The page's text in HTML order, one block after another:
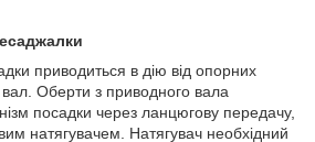
приводиться в дію від опорних
вал. Оберти з приводного вала
посадки через ланцюгову передачу,
натягувачем. Натягувач необхідний